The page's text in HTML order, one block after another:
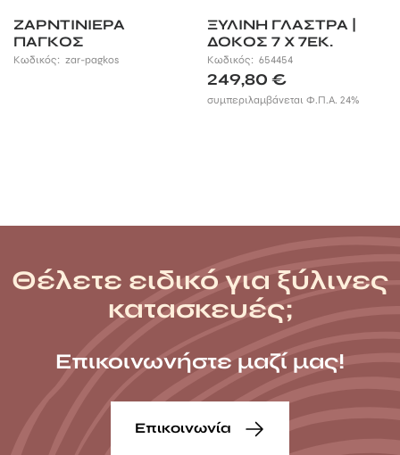
ΖΑΡΝΤΙΝΙΕΡΑ
ΠΑΓΚΟΣ
Κωδικός: zar-pagkos
ΞΥΛΙΝΗ ΓΛΑΣΤΡΑ |
ΔΟΚΟΣ 7 X 7ΕΚ.
Κωδικός:654454
249,80€
συμπεριλαμβάνεται Φ.Π.Α. 24%
Θέλετε ειδικό για ξύλινες
κατασκευές;
Επικοινωνήστε μαζί μας!
Επικοινωνία